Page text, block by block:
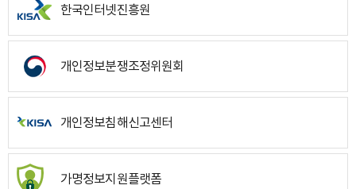
한국인터넷진흥원
개인정보분쟁조정위원회
개인정보침해신고센터
가명정보지원플랫폼